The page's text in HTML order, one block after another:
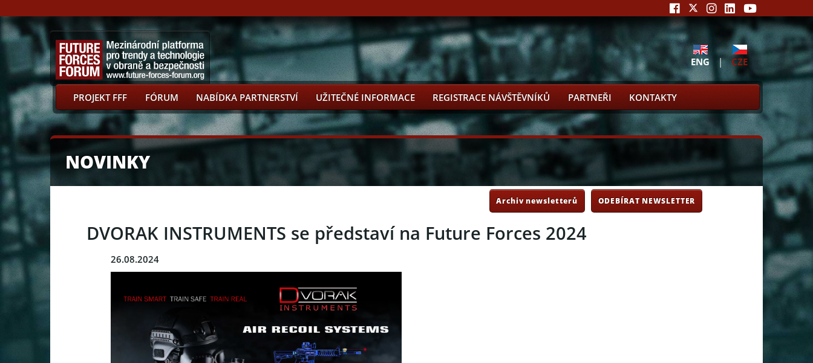
ENG | CZE
PROJEKT FFF FÓRUM NABÍDKA PARTNERSTVÍ UŽITEČNÉ INFORMACE REGISTRACE NÁVŠTĚVNÍKŮ PARTNEŘI KONTAKTY
NOVINKY
ODEBÍRAT NEWSLETTER
Archiv newsletterů
DVORAK INSTRUMENTS se představí na Future Forces 2024
26.08.2024